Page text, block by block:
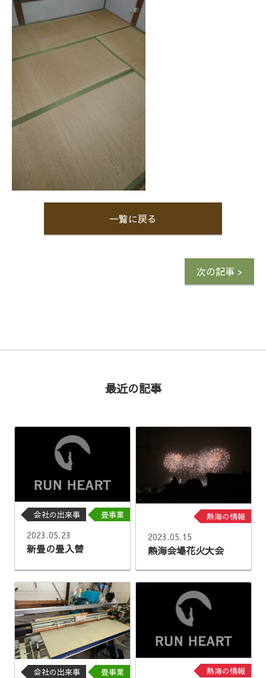
一覧に戻る
次の記事 >
最近の記事
会社の出来事 畳事業
2023.05.23
新畳の畳入替
熱海の情報
2023.05.15
熱海会場花火大会
会社の出来事 畳事業 熱海の情報